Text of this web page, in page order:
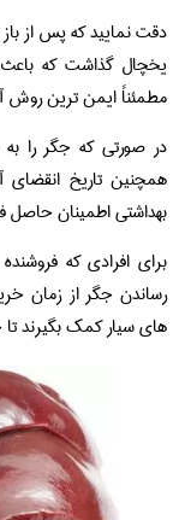
دقت نمایید که پس از
یخچال گذاشت که
مطمئناً ایمن ترین روش
در صورتی که جگر را
همچنین تاریخ
بهداشتی اطمینان حاصل
برای افرادی که
رساندن جگر از زمان
های سیار کمک بگیرند